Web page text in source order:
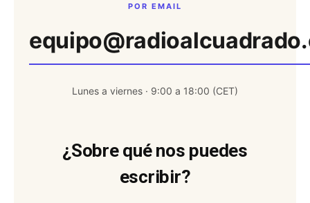
POR EMAIL
Lunes a viernes · 9:00 a 18:00 (CET)
¿Sobre qué nos puedes
escribir?